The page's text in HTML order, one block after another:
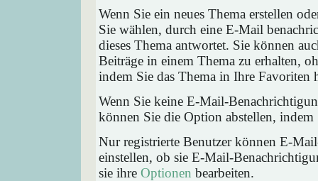
Wenn Sie ein neues Thema erstellen
Sie wählen, durch eine E-Mail
dieses Thema antwortet. Sie können
Beiträge in einem Thema zu erhalten,
indem Sie das Thema in Ihre Favoriten
Wenn Sie keine E-Mail-
können Sie die Option abstellen,
Nur registrierte Benutzer können E-
einstellen, ob sie E-Mail-
sie ihre Optionen bearbeiten.